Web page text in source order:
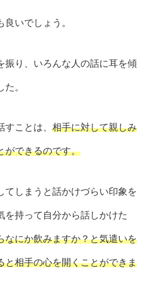
いでしょう。
振り、いろんな人の話に耳を傾
。
ことは、 相手に対して親しみ
ができるのです。
てしまうと話かけづらい印象を
を持って自分から話しかけた
なにか飲みますか？と気遣いを
と相手の心を開くことができま